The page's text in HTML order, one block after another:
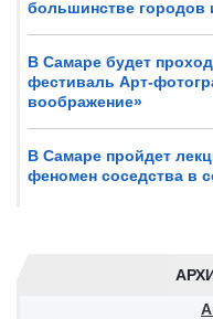
большинстве городов
В Самаре будет
фестиваль Арт-
воображение»
В Самаре пройдет
феномен соседства в